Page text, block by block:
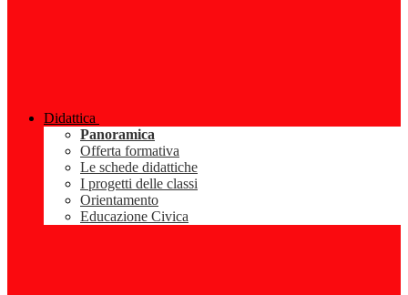
Didattica
Panoramica
Offerta formativa
Le schede didattiche
I progetti delle classi
Orientamento
Educazione Civica